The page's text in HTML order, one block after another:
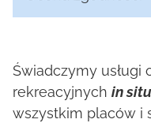
Świadczymy
rekreacyjnych in situ
wszystkim placów i